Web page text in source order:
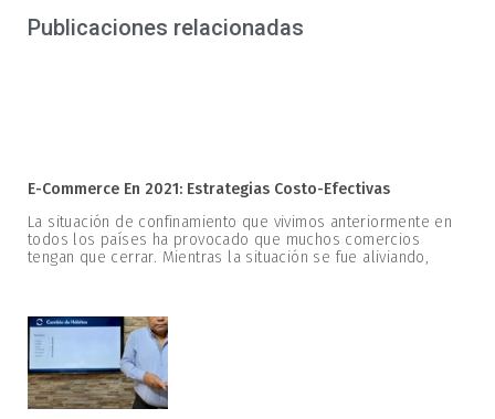
Publicaciones relacionadas
E-Commerce En 2021: Estrategias Costo-Efectivas
La situación de confinamiento que vivimos anteriormente en
todos los países ha provocado que muchos comercios
tengan que cerrar. Mientras la situación se fue aliviando,